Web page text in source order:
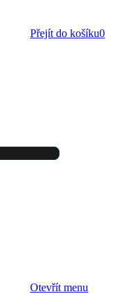
Přejít do košíku0
Otevřít menu